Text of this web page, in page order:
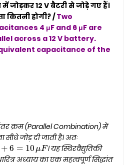
में जोड़कर 12 V बैटरी से जोड़े गए हैं।
कितनी होगी? /Two
4 μF and 6 μF are
across a 12 V battery.
capacitance of the
क्रम (Parallel Combination) में
सीधे जोड़ दी जाती है। अतः
10μF
। यह स्थिरवैद्युतिकी
अध्याय का एक महत्वपूर्ण सिद्धांत